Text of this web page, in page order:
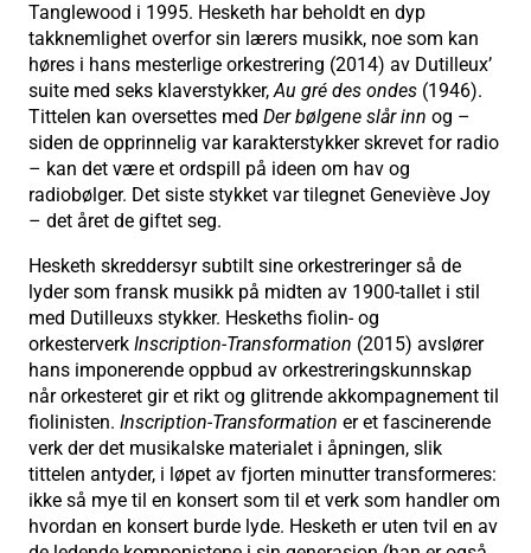
Tanglewood i 1995. Hesketh har beholdt en dyp
takknemlighet overfor sin lærers musikk, noe som kan
høres i hans mesterlige orkestrering (2014) av Dutilleux’
suite med seks klaverstykker,Au gré des ondes (1946).
Tittelen kan oversettes med Der bølgene slår inn og –
siden de opprinnelig var karakterstykker skrevet for radio
– kan det være et ordspill på ideen om hav og
radiobølger. Det siste stykket var tilegnet Geneviève Joy
– det året de giftet seg.
Hesketh skreddersyr subtilt sine orkestreringer så de
lyder som fransk musikk på midten av 1900-tallet i stil
med Dutilleuxs stykker. Heskeths fiolin- og
orkesterverk Inscription-Transformation (2015) avslører
hans imponerende oppbud av orkestreringskunnskap
når orkesteret gir et rikt og glitrende akkompagnement til
fiolinisten. Inscription-Transformation er et fascinerende
verk der det musikalske materialet i åpningen, slik
tittelen antyder, i løpet av fjorten minutter transformeres:
ikke så mye til en konsert som til et verk som handler om
hvordan en konsert burde lyde. Hesketh er uten tvil en av